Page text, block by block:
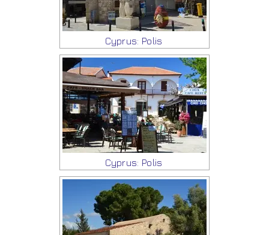
Cyprus: Polis
Cyprus: Polis